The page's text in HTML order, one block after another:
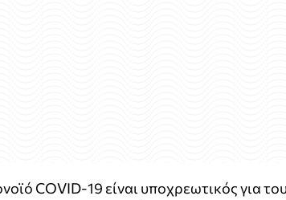
COVID-19 είναι υποχρεωτικός για